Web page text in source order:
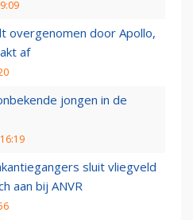
overgenomen door Apollo,
af
jongen in de
sluit vliegveld
aan bij ANVR